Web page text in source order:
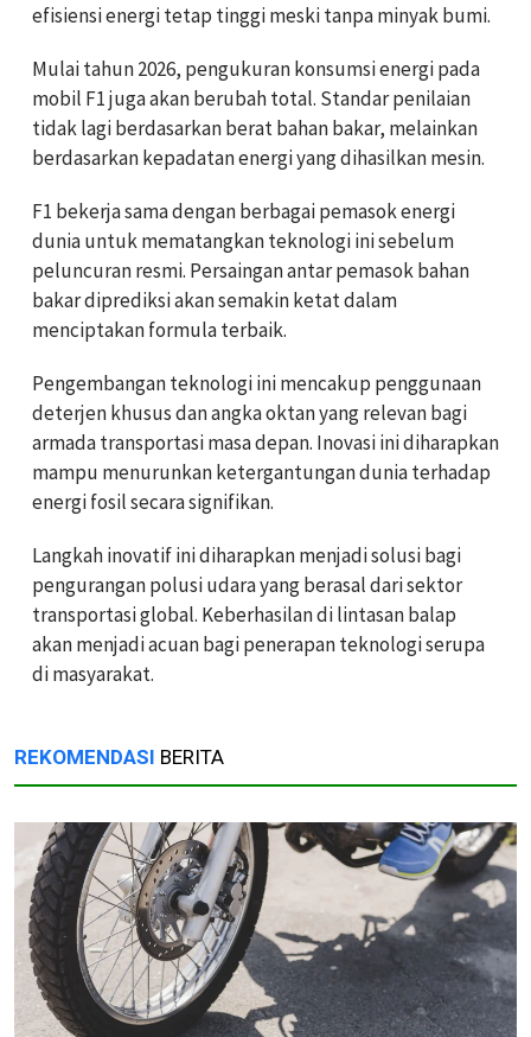
efisiensi energi tetap tinggi meski tanpa minyak bumi.
Mulai tahun 2026, pengukuran konsumsi energi pada
mobil F1 juga akan berubah total. Standar penilaian
tidak lagi berdasarkan berat bahan bakar, melainkan
berdasarkan kepadatan energi yang dihasilkan mesin.
F1 bekerja sama dengan berbagai pemasok energi
dunia untuk mematangkan teknologi ini sebelum
peluncuran resmi. Persaingan antar pemasok bahan
bakar diprediksi akan semakin ketat dalam
menciptakan formula terbaik.
Pengembangan teknologi ini mencakup penggunaan
deterjen khusus dan angka oktan yang relevan bagi
armada transportasi masa depan. Inovasi ini diharapkan
mampu menurunkan ketergantungan dunia terhadap
energi fosil secara signifikan.
Langkah inovatif ini diharapkan menjadi solusi bagi
pengurangan polusi udara yang berasal dari sektor
transportasi global. Keberhasilan di lintasan balap
akan menjadi acuan bagi penerapan teknologi serupa
di masyarakat.
REKOMENDASI BERITA